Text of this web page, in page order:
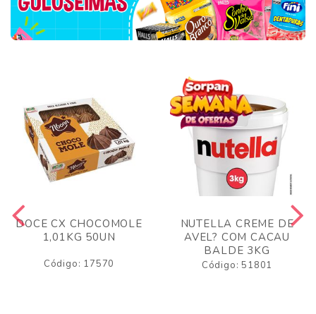
DOCE CX CHOCOMOLE
1,01KG 50UN
Código: 17570
NUTELLA CREME DE
AVEL? COM CACAU
BALDE 3KG
Código: 51801